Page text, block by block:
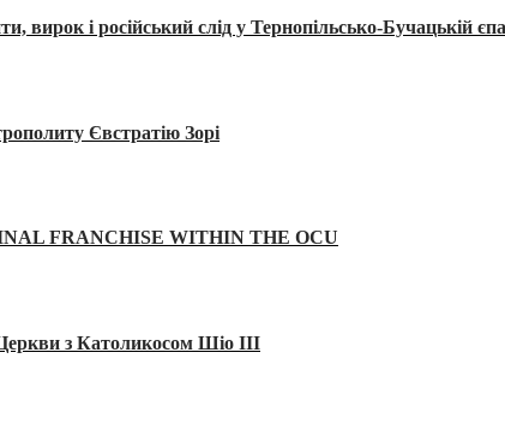
і російський слід у Тернопільсько-Бучацькій
Євстратію Зорі
FRANCHISE WITHIN THE OCU
з Католикосом Шіо III